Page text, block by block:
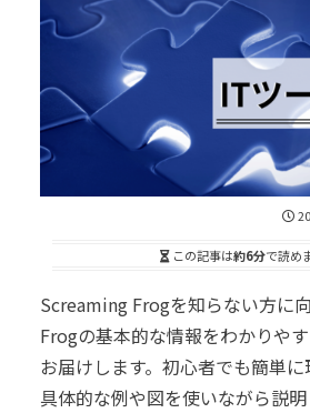
この記事は約6分で読め
Screaming Frogを知らない方に
Frogの基本的な情報をわかりや
お届けします。初心者でも簡単に
具体的な例や図を使いながら説明